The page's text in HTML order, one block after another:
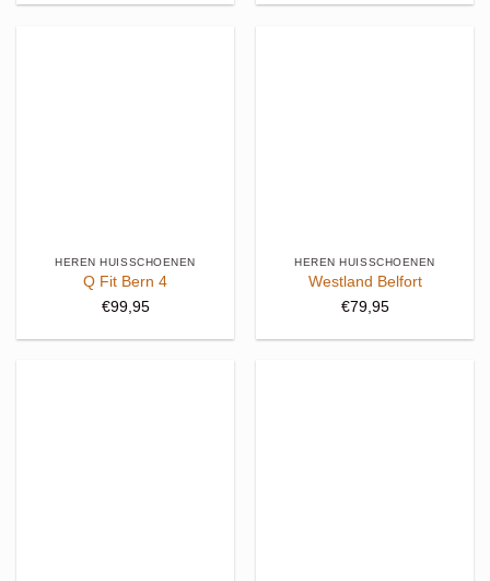
HEREN HUISSCHOENEN
Q Fit Bern 4
€99,95
HEREN HUISSCHOENEN
Westland Belfort
€79,95